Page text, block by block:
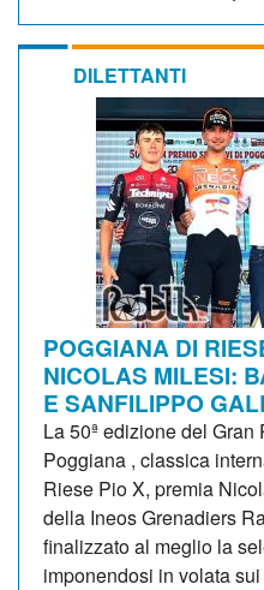
DILETTANTI
POGGIANA DI
NICOLAS MILESI:
E SANFILIPPO
La 50ª edizione del Gran
Poggiana , classica
Riese Pio X, premia
della Ineos Grenadiers
finalizzato al meglio la
imponendosi in volata